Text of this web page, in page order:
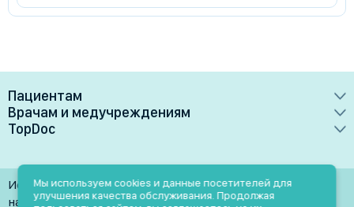
Пациентам
Врачи
Клиники
Лаборатории
Услуги
Врачам и медучреждениям
Преимущества
Медучреждениям
TopDoc
Контакты
Помощь
Использование материалов разрешено только при
наличии активной ссылки на источник
Мы используем cookies и данные посетителей для
улучшения качества обслуживания. Продолжая